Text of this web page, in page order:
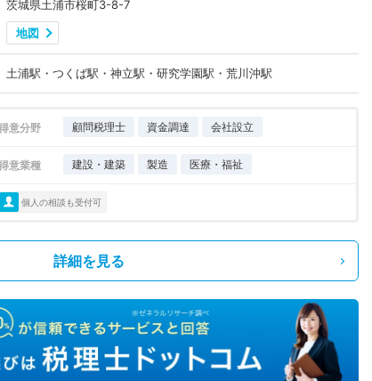
茨城県土浦市桜町3-8-7
地図
土浦駅・つくば駅・神立駅・研究学園駅・荒川沖駅
意分野 顧問税理士 資金調達 会社設立
意業種 建設・建築 製造 医療・福祉
個人の相談も受付可
詳細を見る